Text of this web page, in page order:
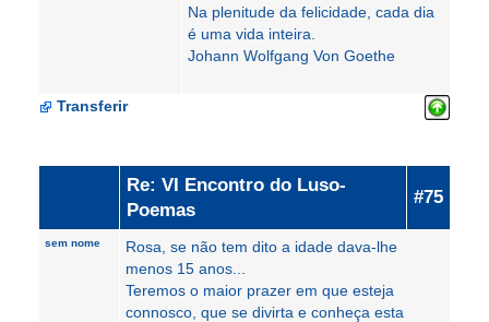
Na plenitude da felicidade, cada dia
é uma vida inteira.
Johann Wolfgang Von Goethe
Transferir
Re: VI Encontro do Luso-
Poemas
#75
sem nome
Rosa, se não tem dito a idade dava-lhe
menos 15 anos...
Teremos o maior prazer em que esteja
connosco, que se divirta e conheça esta